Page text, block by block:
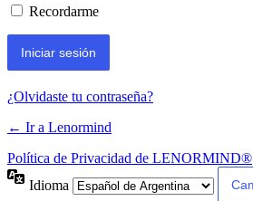
Recordarme
¿Olvidaste tu contraseña?
← Ir a Lenormind
Política de Privacidad de LENORMIND®
Idioma